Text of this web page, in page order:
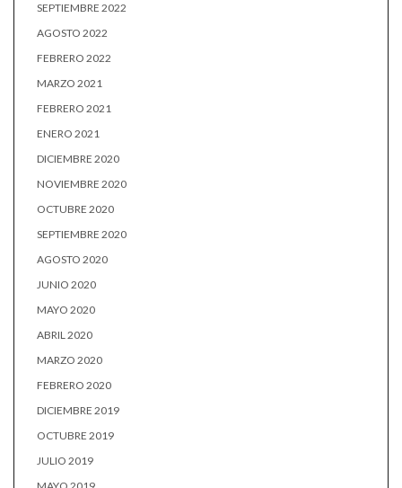
SEPTIEMBRE 2022
AGOSTO 2022
FEBRERO 2022
MARZO 2021
FEBRERO 2021
ENERO 2021
DICIEMBRE 2020
NOVIEMBRE 2020
OCTUBRE 2020
SEPTIEMBRE 2020
AGOSTO 2020
JUNIO 2020
MAYO 2020
ABRIL 2020
MARZO 2020
FEBRERO 2020
DICIEMBRE 2019
OCTUBRE 2019
JULIO 2019